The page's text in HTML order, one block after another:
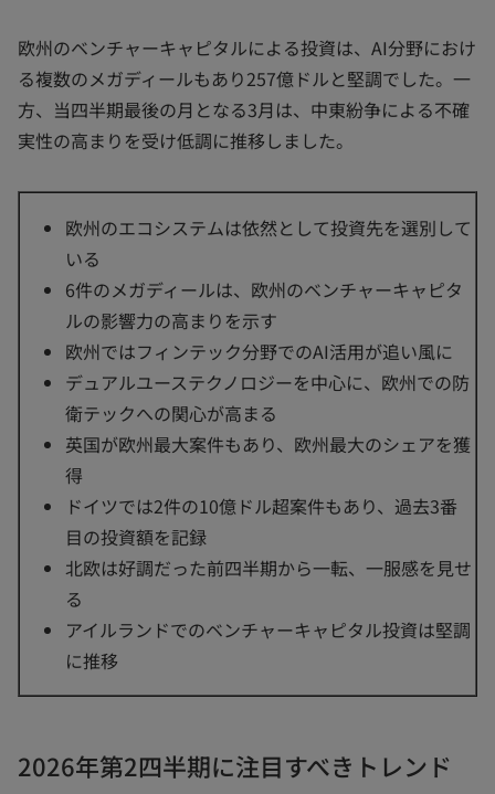
欧州のベンチャーキャピタルによる投資は、AI分野におけ
る複数のメガディールもあり257億ドルと堅調でした。一
方、当四半期最後の月となる3月は、中東紛争による不確
実性の高まりを受け低調に推移しました。
欧州のエコシステムは依然として投資先を選別して
いる
6件のメガディールは、欧州のベンチャーキャピタ
ルの影響力の高まりを示す
欧州ではフィンテック分野でのAI活用が追い風に
デュアルユーステクノロジーを中心に、欧州での防
衛テックへの関心が高まる
英国が欧州最大案件もあり、欧州最大のシェアを獲
得
ドイツでは2件の10億ドル超案件もあり、過去3番
目の投資額を記録
北欧は好調だった前四半期から一転、一服感を見せ
る
アイルランドでのベンチャーキャピタル投資は堅調
に推移
2026年第2四半期に注目すべきトレンド